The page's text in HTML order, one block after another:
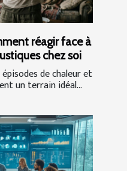
réagir face à
chez soi
de chaleur et
un terrain idéal...